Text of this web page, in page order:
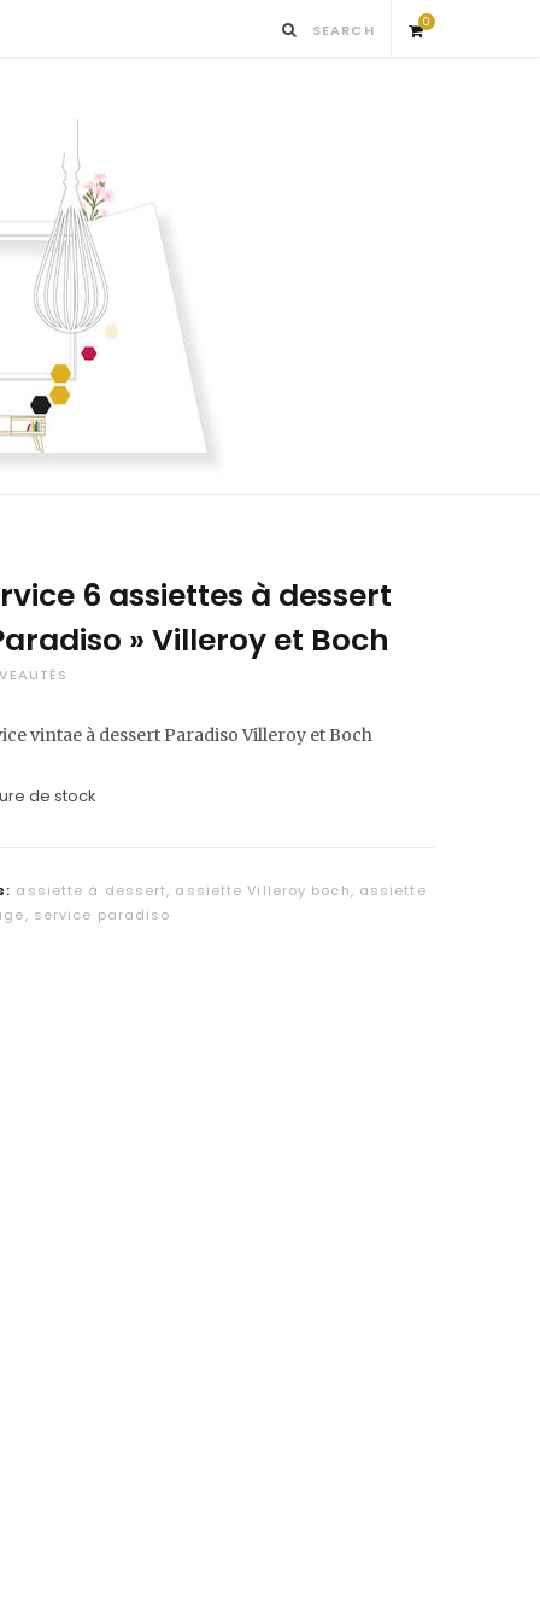
0
6 assiettes à dessert
» Villeroy et Boch
vintae à dessert Paradiso Villeroy et Boch
de stock
assiette à dessert, assiette Villeroy boch, assiette
, service paradiso